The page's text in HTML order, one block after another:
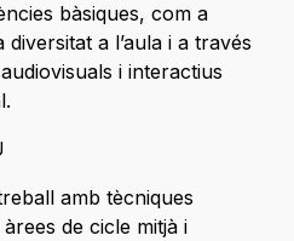
bàsiques, com a
a l’aula i a través
i interactius
amb tècniques
de cicle mitjà i